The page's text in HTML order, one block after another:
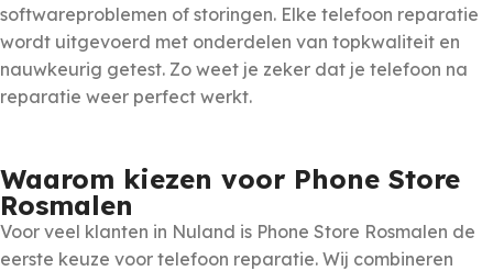
softwareproblemen of storingen. Elke telefoon reparatie
wordt uitgevoerd met onderdelen van topkwaliteit en
nauwkeurig getest. Zo weet je zeker dat je telefoon na
reparatie weer perfect werkt.
Waarom kiezen voor Phone Store
Rosmalen
Voor veel klanten in Nuland is Phone Store Rosmalen de
eerste keuze voor telefoon reparatie. Wij combineren